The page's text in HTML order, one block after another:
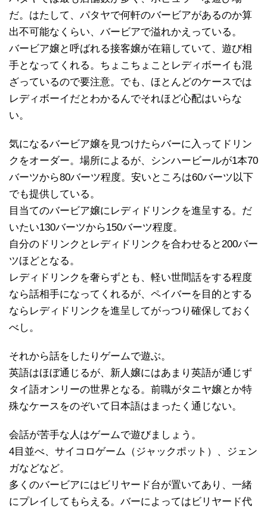
だ。はたして、パタヤで何軒のバービアがあるのか算
出不可能なくらい、バービアで溢れかえっている。
バービア嬢と呼ばれる接客嬢が在籍していて、遊び相
手となってくれる。ちょこちょことレディボーイも混
ざっているので要注意。でも、ほとんどのケースでは
レディボーイだとわかるんでそれほど心配はいらな
い。
気になるバービア嬢を見つけたらバーに入ってドリン
クをオーダー。場所によるが、シンハービールが1本70
バーツから80バーツ程度。安いところは60バーツ以下
でも提供している。
目当てのバービア嬢にレディドリンクを進呈する。だ
いたい130バーツから150バーツ程度。
自分のドリンクとレディドリンクを合わせると200バー
ツほどとなる。
レディドリンクを奢らずとも、軽い世間話をする程度
なら話相手になってくれるが、ペイバーを目的とする
ならレディドリンクを進呈してがっつり確保しておく
べし。
それから話をしたりゲームで遊ぶ。
英語はほぼ通じるが、新人嬢にはあまり英語が通じず
タイ語オンリーの世界となる。前職がタニヤ嬢とか特
殊なケースをのぞいて日本語はまったく通じない。
会話が苦手な人はゲームで遊びましょう。
4目並べ、サイコロゲーム（ジャックポット）、ジェン
ガなどなど。
多くのバービアにはビリヤード台が置いてあり、一緒
にプレイしてもらえる。バーによってはビリヤード代